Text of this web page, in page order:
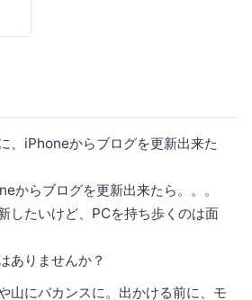
、iPhoneからブログを更新出来た
からブログを更新出来たら。。。
したいけど、PCを持ち歩くのは面
ありませんか？
山にバカンスに。出かける前に、モ